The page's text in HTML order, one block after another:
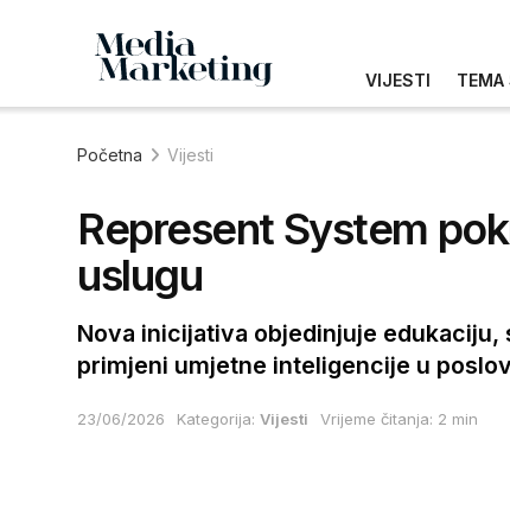
VIJESTI TEMA
Početna Vijesti
Represent System
uslugu
Nova inicijativa objedinjuje
primjeni umjetne inteligencije u
23/06/2026 Kategorija: Vijesti Vrijeme čitanja: 2 min